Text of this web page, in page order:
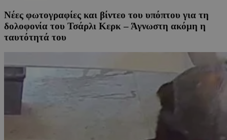
Νέες φωτογραφίες και βίντεο του υπόπτου για τη
δολοφονία του Τσάρλι Κερκ – Άγνωστη ακόμη η
ταυτότητά του